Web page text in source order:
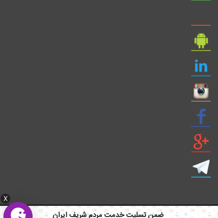
X
ضمن تسلیت خدمت مردم شریف ایران ایمیل: info civil808.com | ایمیل: saze808 gmail.com